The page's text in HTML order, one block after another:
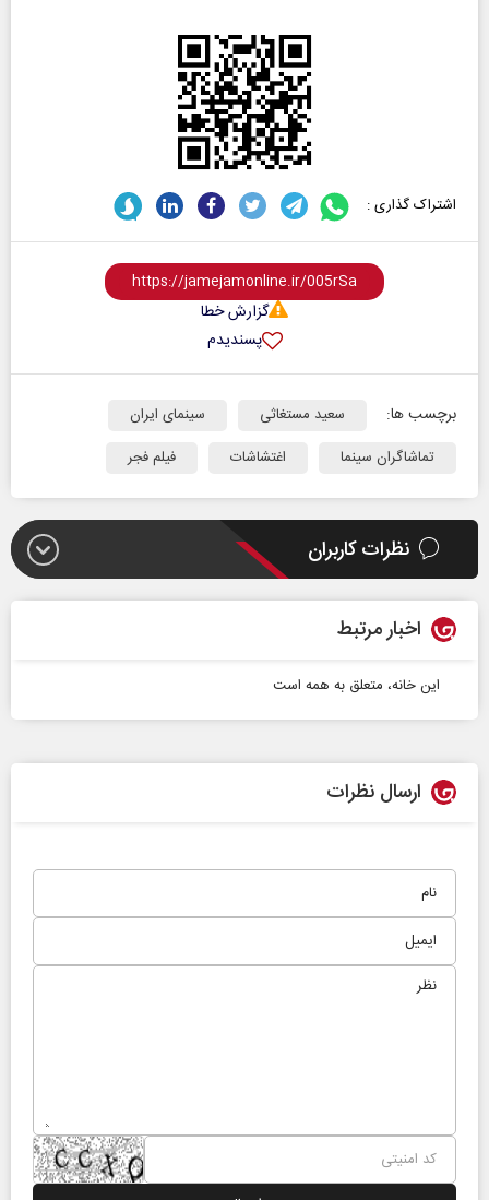
اشتراک گذاری :
گزارش خطا
پسندیدم
برچسب ها: سعید مستغاثی
سینمای ایران
تماشاگران سینما
اغتشاشات فیلم فجر
نظرات کاربران
اخبار مرتبط
این خانه، متعلق به همه است
ارسال نظرات